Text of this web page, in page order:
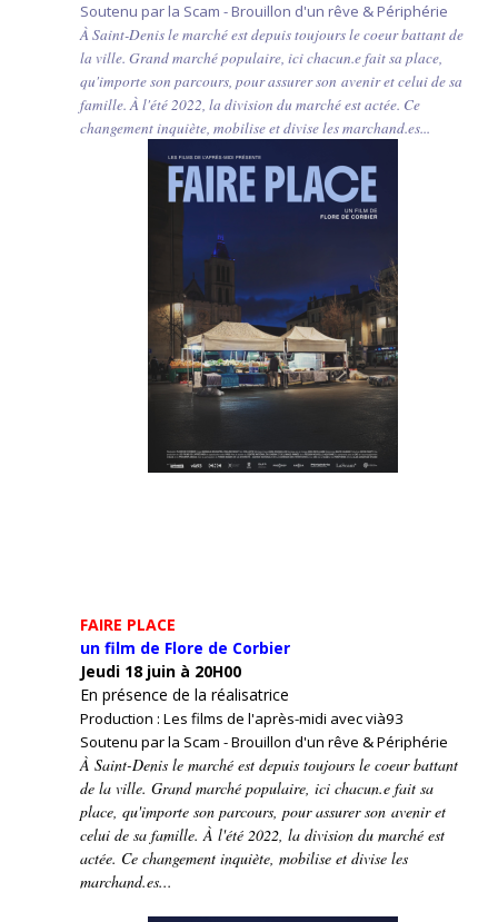
Soutenu par la Scam - Brouillon d'un rêve & Périphérie
À Saint-Denis le marché est depuis toujours le coeur battant de
la ville. Grand marché populaire, ici chacun.e fait sa place,
qu'importe son parcours, pour assurer son avenir et celui de sa
famille. À l'été 2022, la division du marché est actée. Ce
changement inquiète, mobilise et divise les marchand.es...
FAIRE PLACE
un film de Flore de Corbier
Jeudi 18 juin à 20H00
En présence de la réalisatrice
Production : Les films de l'après-midi avec vià93
Soutenu par la Scam - Brouillon d'un rêve & Périphérie
À Saint-Denis le marché est depuis toujours le coeur battant
de la ville. Grand marché populaire, ici chacun.e fait sa
place, qu'importe son parcours, pour assurer son avenir et
celui de sa famille. À l'été 2022, la division du marché est
actée. Ce changement inquiète, mobilise et divise les
marchand.es...